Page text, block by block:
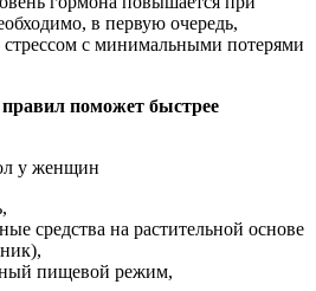
в первую очередь,
стрессом с минимальными потерями
поможет быстрее
средства на растительной основе
пищевой режим,